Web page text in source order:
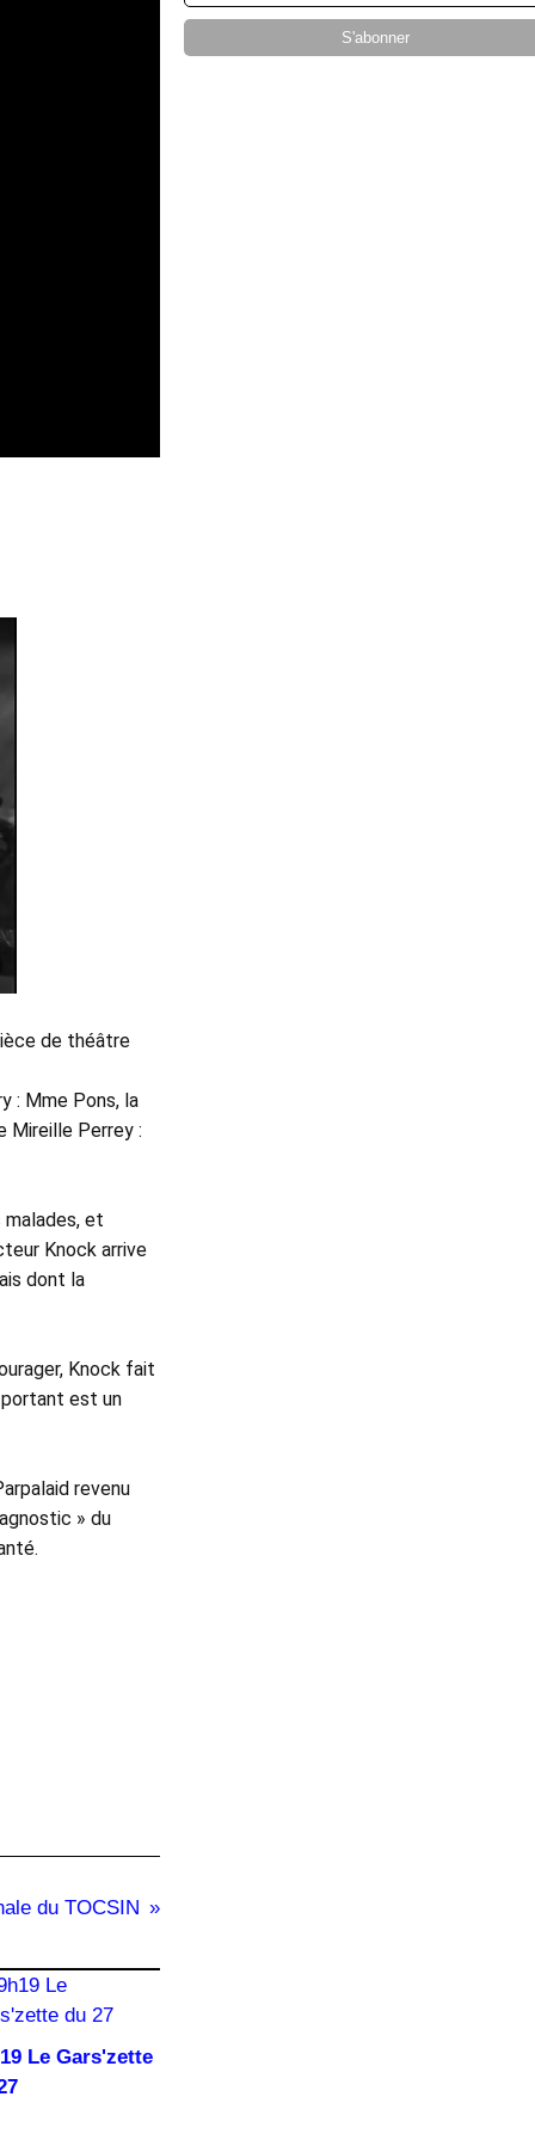
de théâtre
: Mme Pons, la
Mireille Perrey :
et
Knock arrive
dont la
Knock fait
est un
revenu
» du
du TOCSIN
Le Gars'zette